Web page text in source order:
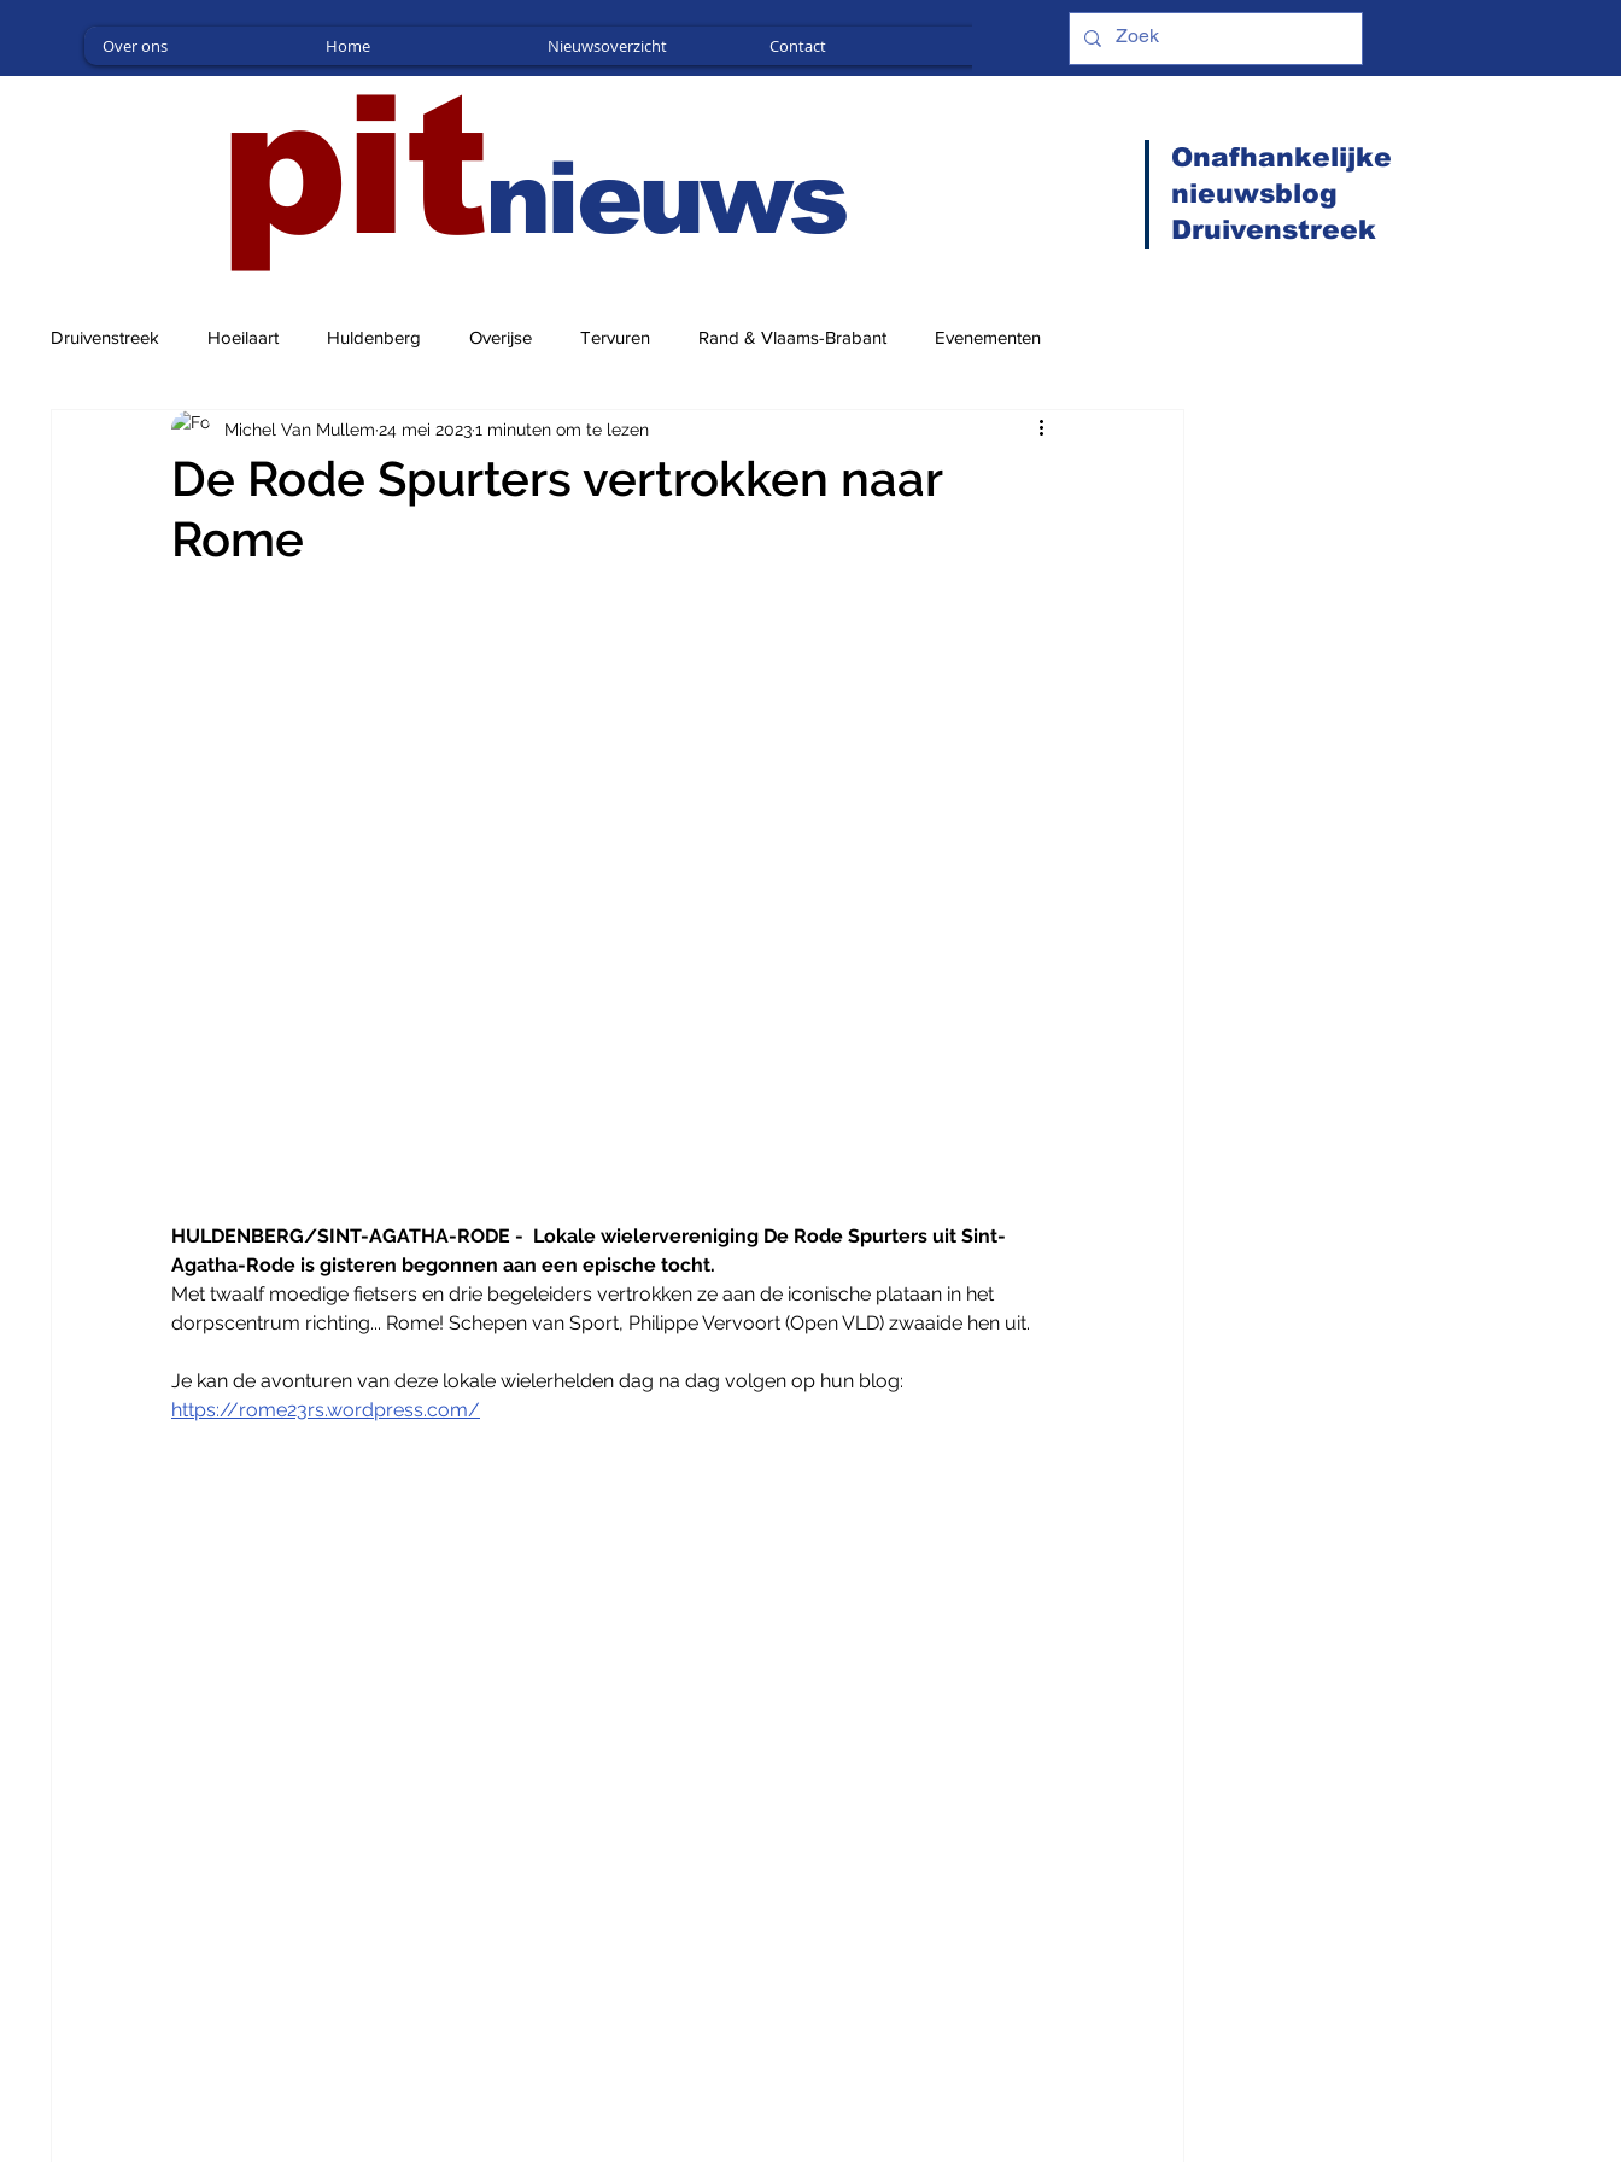
Over ons Home Nieuwsoverzicht Contact
pitnieuws
Onafhankelijke
nieuwsblog
Druivenstreek
Druivenstreek Hoeilaart Huldenberg Overijse Tervuren Rand & Vlaams-Brabant Evenementen
De Rode Spurters vertrokken naar
Rome
Michel Van Mullem 24 mei 20231 minuten om te lezen
HULDENBERG/SINT-AGATHA-RODE -  Lokale wielervereniging De Rode Spurters uit Sint-
Agatha-Rode is gisteren begonnen aan een epische tocht.
Met twaalf moedige fietsers en drie begeleiders vertrokken ze aan de iconische plataan in het
dorpscentrum richting... Rome! Schepen van Sport, Philippe Vervoort (Open VLD) zwaaide hen uit.
Je kan de avonturen van deze lokale wielerhelden dag na dag volgen op hun blog:
https://rome23rs.wordpress.com/